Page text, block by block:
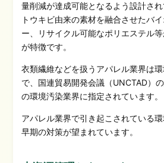
量削減が達成可能となるよう設計さ
トウキビ由来の素材を融合させたバ
ー、リサイクル可能なポリエステル
が特徴です。
衣類繊維などを扱うアパレル業界は
で、国連貿易開発会議（UNCTAD）
の環境汚染業界に指定されています。
アパレル業界で引き起こされている環
早期の対策が望まれています。